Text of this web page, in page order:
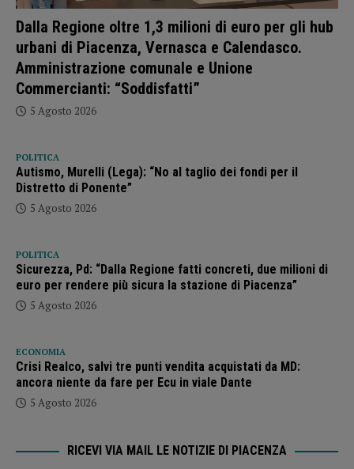
Dalla Regione oltre 1,3 milioni di euro per gli hub
urbani di Piacenza, Vernasca e Calendasco.
Amministrazione comunale e Unione
Commercianti: “Soddisfatti”
5 Agosto 2026
POLITICA
Autismo, Murelli (Lega): “No al taglio dei fondi per il
Distretto di Ponente”
5 Agosto 2026
POLITICA
Sicurezza, Pd: “Dalla Regione fatti concreti, due milioni di
euro per rendere più sicura la stazione di Piacenza”
5 Agosto 2026
ECONOMIA
Crisi Realco, salvi tre punti vendita acquistati da MD:
ancora niente da fare per Ecu in viale Dante
5 Agosto 2026
RICEVI VIA MAIL LE NOTIZIE DI PIACENZA